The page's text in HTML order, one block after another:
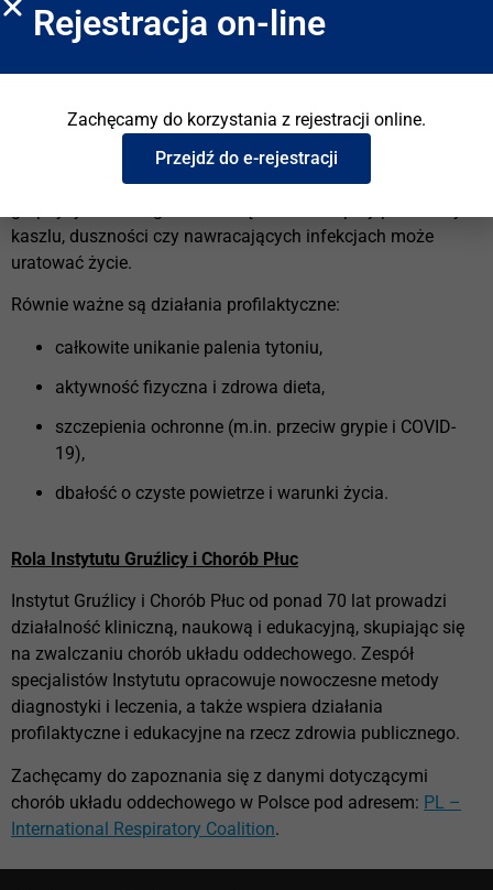
Świadomość i unikanie tych czynników jest podstawą
profilaktyki.
Wiele chorób płuc rozwija się bezobjawowo, dlatego
kluczowe znaczenie mawczesna diagnostyka
badania spirometryczne, kontrola stanu zdrowia u osób z
kaszlu, duszności czy nawracających infekcjach może
uratować życie.
Równie ważne są działania profilaktyczne:
całkowite unikanie palenia tytoniu,
aktywność fizyczna i zdrowa dieta,
szczepienia ochronne (m.in. przeciw grypie i COVID-
19),
dbałość o czyste powietrze i warunki życia.
Rola Instytutu Gruźlicy i Chorób Płuc
Instytut Gruźlicy i Chorób Płuc od ponad 70 lat prowadzi
działalność kliniczną, naukową i edukacyjną, skupiając się
na zwalczaniu chorób układu oddechowego. Zespół
specjalistów Instytutu opracowuje nowoczesne metody
diagnostyki i leczenia, a także wspiera działania
profilaktyczne i edukacyjne na rzecz zdrowia publicznego.
Zachęcamy do zapoznania się z danymi dotyczącymi
chorób układu oddechowego w Polsce pod adresem: PL –
International Respiratory Coalition.
Rejestracja on-line
Zachęcamy do korzystania z rejestracji online.
Przejdź do e-rejestracji